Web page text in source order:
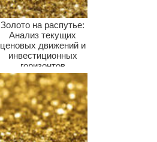
Золото на распутье:
Анализ текущих
ценовых движений и
инвестиционных
горизонтов